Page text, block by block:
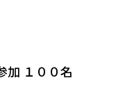
加 １００名